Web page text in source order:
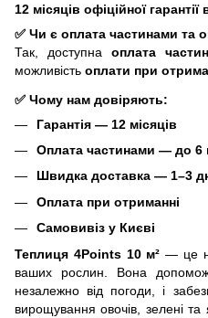
12 місяців офіційної
✅ Чи є оплата частинами та
Так, доступна оплата
можливість оплати при
✅ Чому нам довіряють:
Гарантія — 12 місяців
Оплата частинами — до 6
Швидка доставка — 1–3
Оплата при отриманні
Самовивіз у Києві
Теплиця 4Points 10 м² — це
ваших рослин. Вона
незалежно від погоди, і
вирощування овочів, зелені та